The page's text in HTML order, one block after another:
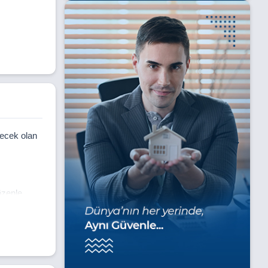
olan